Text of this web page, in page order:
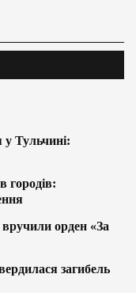
у Тульчині:
городів:
вручили орден «За
загибель